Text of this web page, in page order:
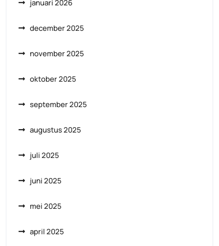
januari 2026
december 2025
november 2025
oktober 2025
september 2025
augustus 2025
juli 2025
juni 2025
mei 2025
april 2025